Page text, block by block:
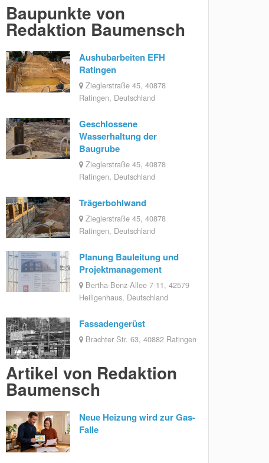
Baupunkte von
Redaktion Baumensch
Aushubarbeiten EFH
Ratingen
Zieglerstraße 45, 40878
Ratingen, Deutschland
Geschlossene
Wasserhaltung der
Baugrube
Zieglerstraße 45, 40878
Ratingen, Deutschland
Trägerbohlwand
Zieglerstraße 45, 40878
Ratingen, Deutschland
Planung Bauleitung und
Projektmanagement
Bertha-Benz-Allee 7-11, 42579
Heiligenhaus, Deutschland
Fassadengerüst
Brachter Str. 63, 40882 Ratingen
Artikel von Redaktion
Baumensch
Neue Heizung wird zur Gas-
Falle